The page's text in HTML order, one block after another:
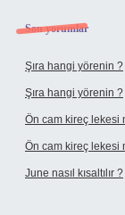
Son yorumlar
Şıra hangi yörenin ?
Şıra hangi yörenin ?
Ön cam kireç lekesi
Ön cam kireç lekesi
June nasıl kısaltılır ?